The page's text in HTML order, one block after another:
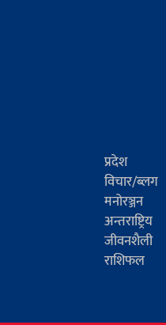
प्रदेश
विचार/ब्लग
मनोरञ्जन
अन्तराष्ट्रिय
जीवनशैली
राशिफल